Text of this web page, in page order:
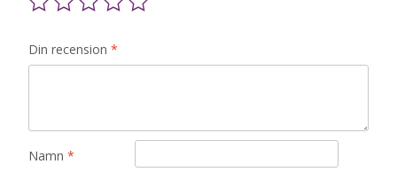
Din recension *
Namn *